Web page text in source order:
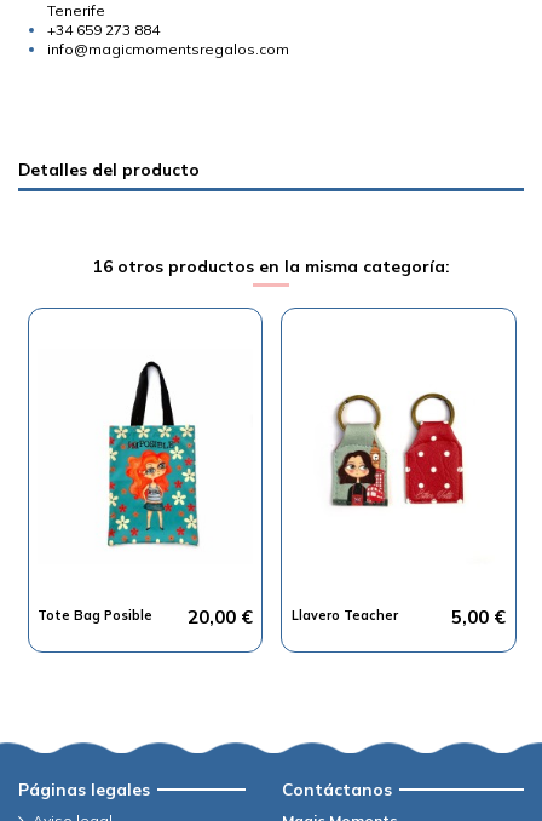
Tenerife
+34 659 273 884
info@magicmomentsregalos.com
Detalles del producto
16 otros productos en la misma categoría:
Tote Bag Posible 20,00 € Llavero Teacher 5,00 €
Páginas legales Contáctanos